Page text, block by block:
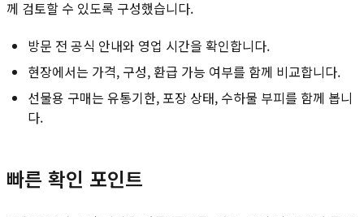
께 검토할 수 있도록 구성했습니다.
방문 전 공식 안내와 영업 시간을 확인합니다.
현장에서는 가격, 구성, 환급 가능 여부를 함께 비교합니다.
선물용 구매는 유통기한, 포장 상태, 수하물 부피를 함께 봅니
다.
빠른 확인 포인트